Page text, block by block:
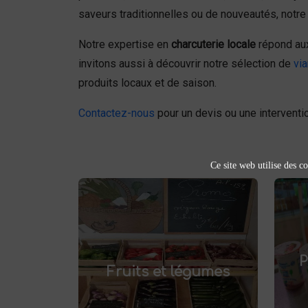
saveurs traditionnelles ou de nouveautés,
Notre expertise en charcuterie locale répond
invitons aussi à découvrir notre sélection de
produits locaux et de saison.
Contactez-nous pour un devis ou une
Fruits et légumes
Achetez des
fruits et légumes
frais à Saint-Saulve
et savourez
des produits de saison, cultivés
localement. Goûtez la différence
: des produits sains et
Ce site web utilise des